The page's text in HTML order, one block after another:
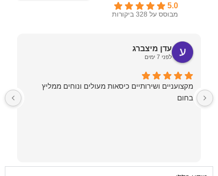
5.0
מבוסס על 328 ביקורות
עדן מיצברג
לפני 7 ימים
מקצועניים ושירותיים כיסאות מעולים ונוחים ממליץ
בחום